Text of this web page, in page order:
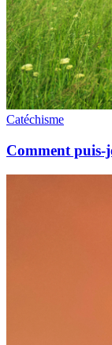
Catéchisme
Comment puis-